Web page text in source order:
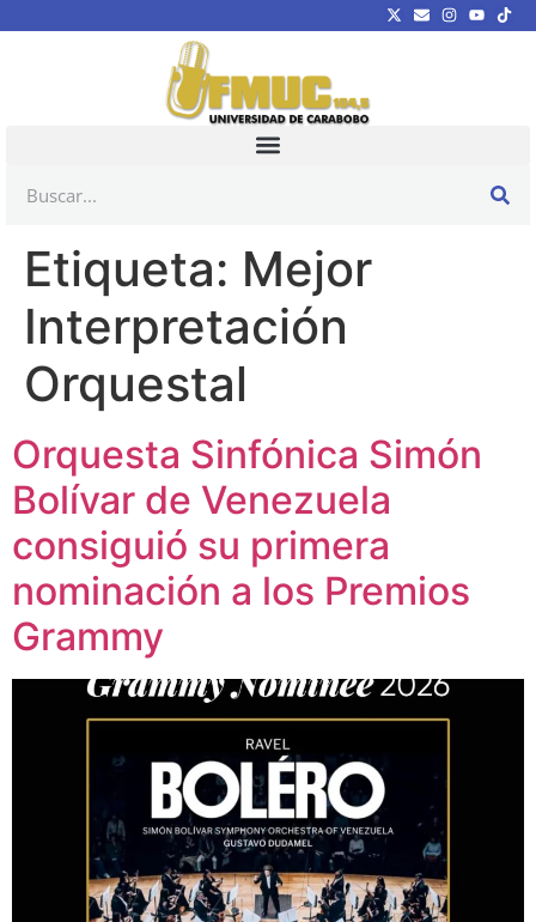
Etiqueta: Mejor
Interpretación
Orquestal
Orquesta Sinfónica Simón
Bolívar de Venezuela
consiguió su primera
nominación a los Premios
Grammy